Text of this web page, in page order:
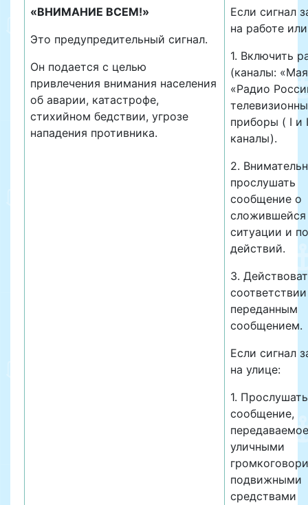
«ВНИМАНИЕ ВСЕМ!»
Это предупредительный сигнал.
Он подается с целью
привлечения внимания населения
об аварии, катастрофе,
стихийном бедствии, угрозе
нападения противника.
Если сигнал
на работе
1. Включить
(каналы:
«Радио
приборы ( I и
каналы).
2.
прослушать
сообщение о
сложившейся
ситуации и
действий.
3.
переданным
сообщением.
Если сигнал
на улице:
1. Прослушать
сообщение,
передаваемое
уличными
подвижными
средствами